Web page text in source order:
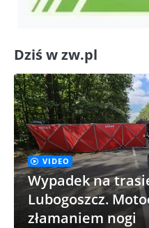
Dziś w zw.pl
VIDEO
Wypadek na
Lubogoszcz.
złamaniem nogi